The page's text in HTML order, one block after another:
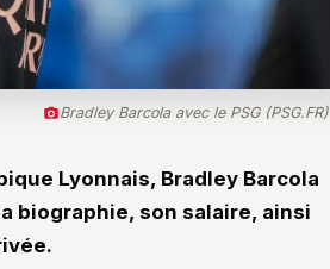
Bradley Barcola avec le PSG (PSG.FR)
Lyonnais, Bradley Barcola
biographie, son salaire, ainsi